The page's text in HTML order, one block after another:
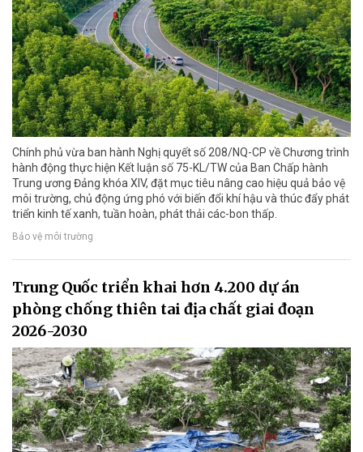
Chính phủ vừa ban hành Nghị quyết số 208/NQ-CP về Chương trình
hành động thực hiện Kết luận số 75-KL/TW của Ban Chấp hành
Trung ương Đảng khóa XIV, đặt mục tiêu nâng cao hiệu quả bảo vệ
môi trường, chủ động ứng phó với biến đổi khí hậu và thúc đẩy phát
triển kinh tế xanh, tuần hoàn, phát thải các-bon thấp.
Bảo vệ môi trường
Trung Quốc triển khai hơn 4.200 dự án
phòng chống thiên tai địa chất giai đoạn
2026-2030